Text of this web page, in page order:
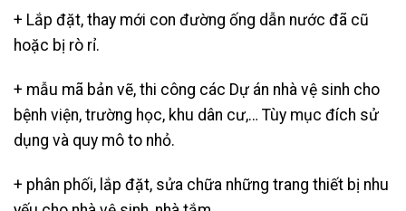
+ Lắp đặt, thay mới con đường ống dẫn nước đã cũ
hoặc bị rò rỉ.
+ mẫu mã bản vẽ, thi công các Dự án nhà vệ sinh cho
bệnh viện, trường học, khu dân cư,… Tùy mục đích sử
dụng và quy mô to nhỏ.
+ phân phối, lắp đặt, sửa chữa những trang thiết bị nhu